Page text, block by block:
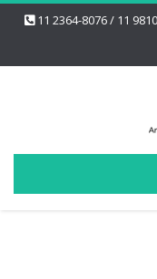
11 2364-8076 / 11